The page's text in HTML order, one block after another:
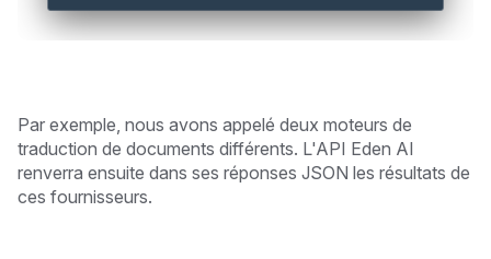
Par exemple, nous avons appelé deux moteurs de
traduction de documents différents. L'API Eden AI
renverra ensuite dans ses réponses JSON les résultats de
ces fournisseurs.